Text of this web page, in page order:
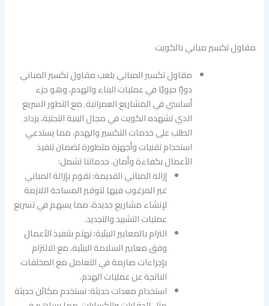
مقاول تكسير مباني بالكويت
مقاول تكسير المباني يلعب مقاول تكسير المباني
دورًا حيويًا في عمليات البناء والهدم، وهو جزء
أساسي في المشاريع العمرانية. مع التطور السريع
الذي تشهده الكويت في مجال البنية التحتية، يزداد
الطلب على خدمات التكسير والهدم، مما يستدعي
استخدام تقنيات وأجهزة متطورة لضمان تنفيذ
الأعمال بكفاءة وأمان. خدماتنا تشمل:
إزالة المباني القديمة: نقوم بإزالة المباني
غير المرغوب فيها لتوفير المساحة اللازمة
لإنشاء مشاريع جديدة، مما يسهم في تسريع
عمليات التشييد والتجديد.
التزام بالمعايير البيئية: نهتم بتنفيذ الأعمال
وفق معايير السلامة البيئية، مع الالتزام
بإجراءات صارمة في التعامل مع المخلفات
الناتجة عن عمليات الهدم.
استخدام معدات حديثة: نستخدم مكائن حديثة